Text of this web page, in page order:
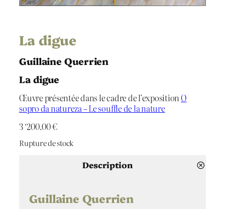
La digue
Guillaine Querrien
La digue
Œuvre présentée dans le cadre de l’expositionO
sopro da natureza – Le souffle de la nature
3 ‘200.00€
Rupture de stock
Description
Guillaine Querrien